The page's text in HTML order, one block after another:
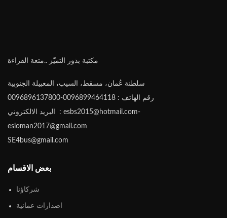
مكتبة بذور التميّز ..متعة القراءة
سلطنة عُمان، مسقط، السيب، المعبيلة الجنوبية
رقم الهاتف : 0096899464118-0096896137800
البريد الالكتروني : esbs2015@hotmail.com-
esioman2017@gmail.com
SE4bus@gmail.com
بعض الاقسام
شركاؤنا
اصدارات عمانية